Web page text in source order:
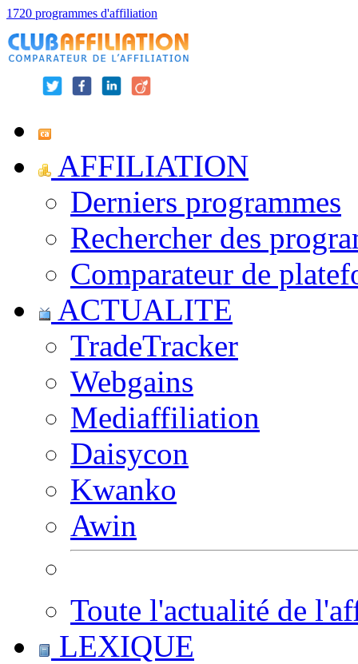
1720 programmes d'affiliation
AFFILIATION
Derniers programmes
Rechercher des
Comparateur de
ACTUALITE
TradeTracker
Webgains
Mediaffiliation
Daisycon
Kwanko
Awin
Toute l'actualité de
LEXIQUE